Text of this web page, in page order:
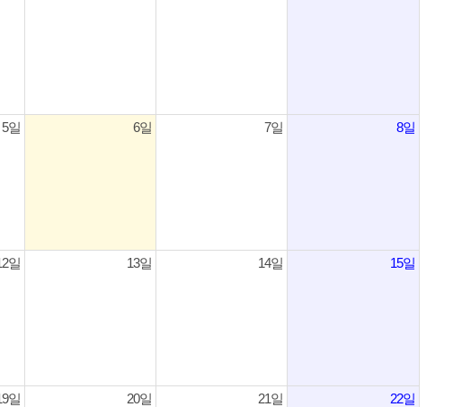
5일 6일 7일 8일
일 13일 14일 15일
일 20일 21일 22일